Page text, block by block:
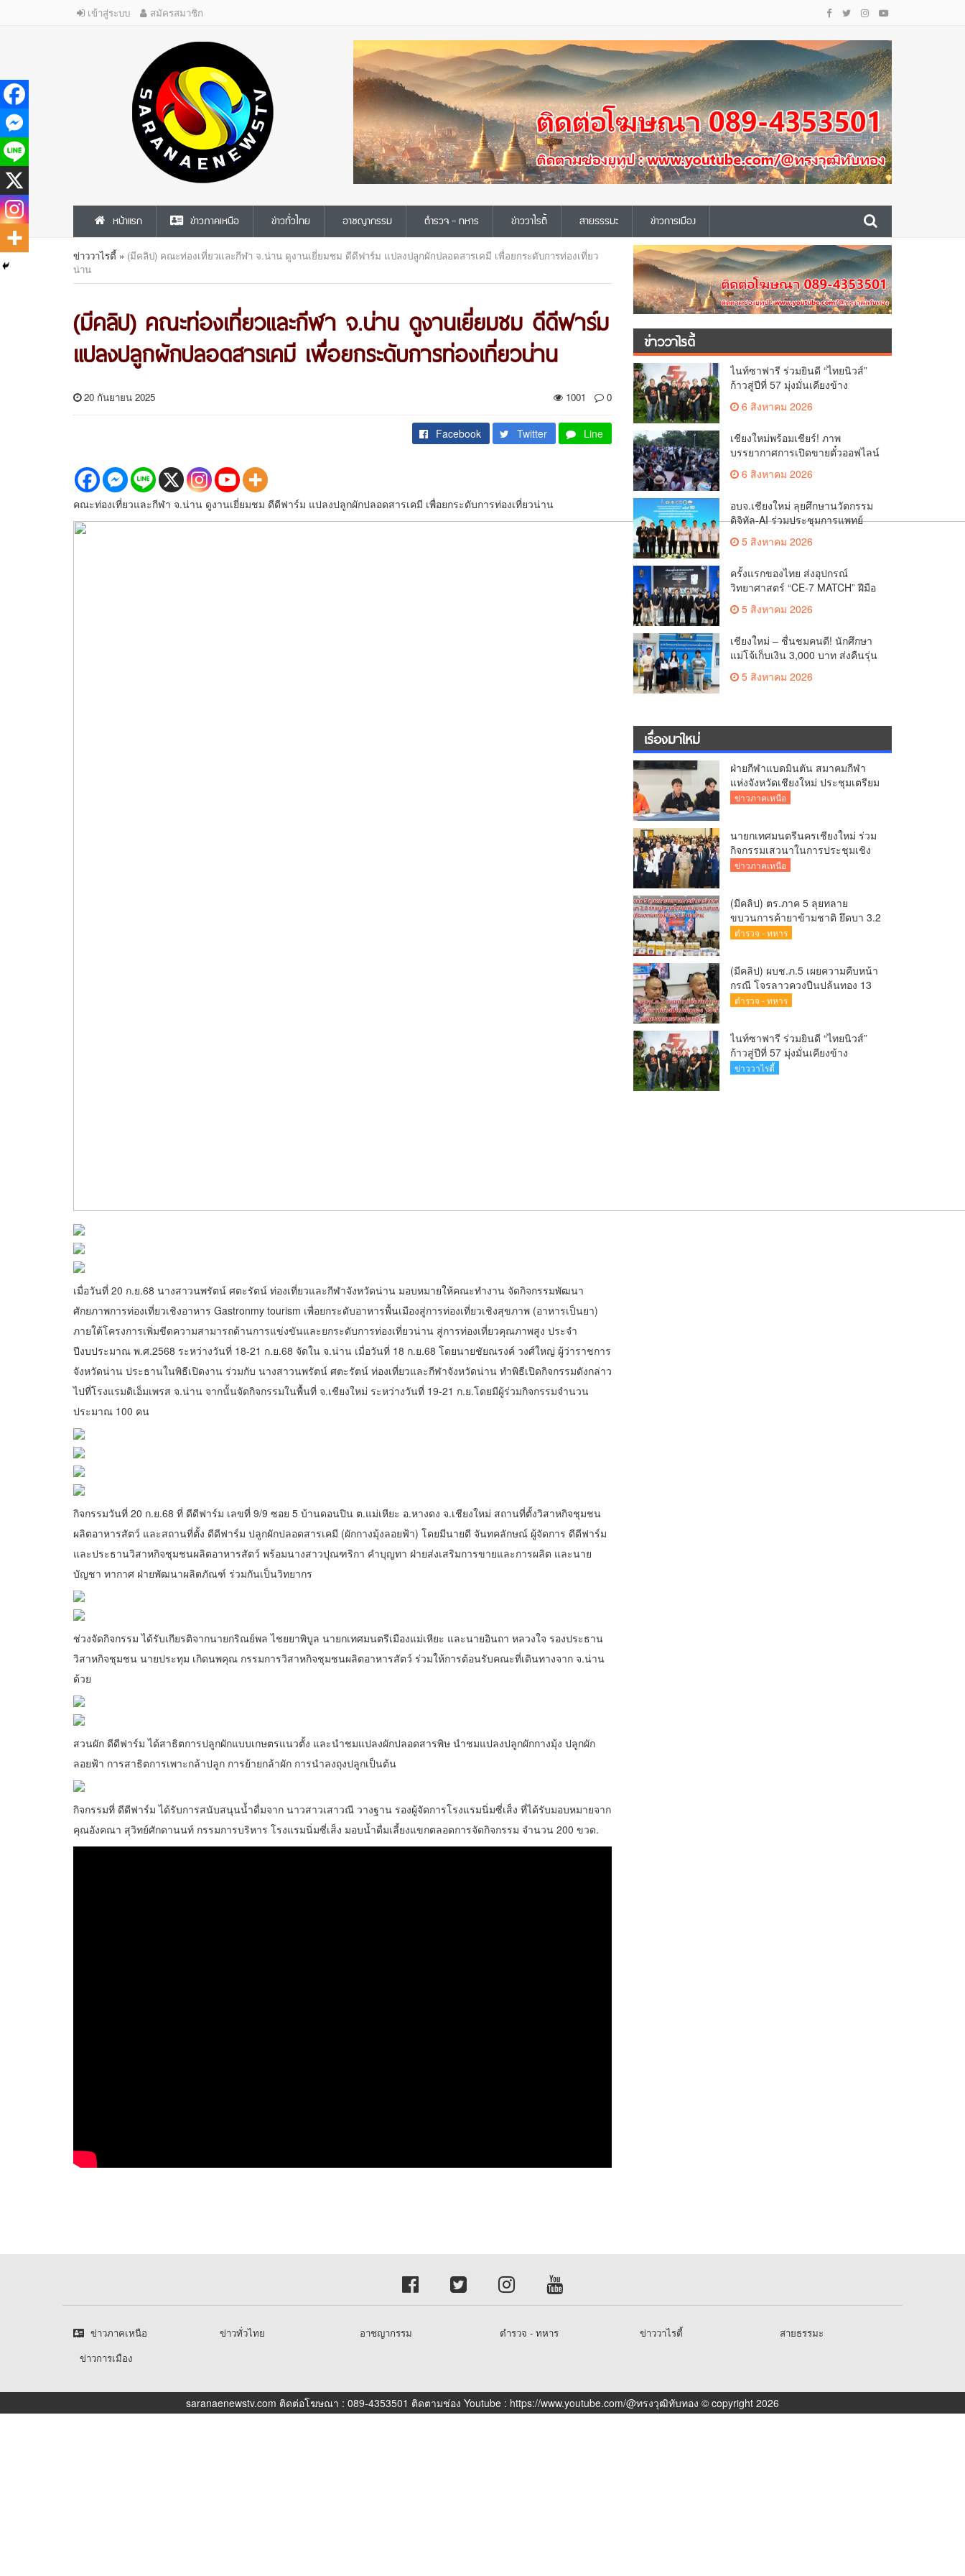
เข้าสู่ระบบ สมัครสมาชิก
หน้าแรก ข่าวภาคเหนือ ข่าวทั่วไทย อาชญากรรม ตำรวจ - ทหาร ข่าววาไรตี้ สายธรรมะ ข่าวการเมือง
ข่าววาไรตี้ » (มีคลิป) คณะท่องเที่ยวและกีฬา จ.น่าน ดูงานเยี่ยมชม ดีดีฟาร์ม แปลงปลูกผักปลอดสารเคมี เพื่อยกระดับการท่องเที่ยว
น่าน
(มีคลิป) คณะท่องเที่ยวและกีฬา จ.น่าน ดูงานเยี่ยมชม ดีดีฟาร์ม
แปลงปลูกผักปลอดสารเคมี เพื่อยกระดับการท่องเที่ยวน่าน
20 กันยายน 2025 1001 0
Facebook Twitter Line
คณะท่องเที่ยวและกีฬา จ.น่าน ดูงานเยี่ยมชม ดีดีฟาร์ม แปลงปลูกผักปลอดสารเคมี เพื่อยกระดับการท่องเที่ยวน่าน
เมื่อวันที่ 20 ก.ย.68 นางสาวนพรัตน์ ศตะรัตน์ ท่องเที่ยวและกีฬาจังหวัดน่าน มอบหมายให้คณะทำงาน จัดกิจกรรมพัฒนา
ศักยภาพการท่องเที่ยวเชิงอาหาร Gastronmy tourism เพื่อยกระดับอาหารพื้นเมืองสู่การท่องเที่ยวเชิงสุขภาพ (อาหารเป็นยา)
ภายใต้โครงการเพิ่มขีดความสามารถด้านการแข่งขันและยกระดับการท่องเที่ยวน่าน สู่การท่องเที่ยวคุณภาพสูง ประจำ
ปีงบประมาณ พ.ศ.2568 ระหว่างวันที่ 18-21 ก.ย.68 จัดใน จ.น่าน เมื่อวันที่ 18 ก.ย.68 โดยนายชัยณรงค์ วงศ์ใหญ่ ผู้ว่าราชการ
จังหวัดน่าน ประธานในพิธีเปิดงาน ร่วมกับ นางสาวนพรัตน์ ศตะรัตน์ ท่องเที่ยวและกีฬาจังหวัดน่าน ทำพิธีเปิดกิจกรรมดังกล่าว
ไปที่โรงแรมดิเอ็มเพรส จ.น่าน จากนั้นจัดกิจกรรมในพื้นที่ จ.เชียงใหม่ ระหว่างวันที่ 19-21 ก.ย.โดยมีผู้ร่วมกิจกรรมจำนวน
ประมาณ 100 คน
กิจกรรมวันที่ 20 ก.ย.68 ที่ ดีดีฟาร์ม เลขที่ 9/9 ซอย 5 บ้านดอนปิน ต.แม่เหียะ อ.หางดง จ.เชียงใหม่ สถานที่ตั้งวิสาหกิจชุมชน
ผลิตอาหารสัตว์ และสถานที่ตั้ง ดีดีฟาร์ม ปลูกผักปลอดสารเคมี (ผักกางมุ้งลอยฟ้า) โดยมีนายดี จันทคลักษณ์ ผู้จัดการ ดีดีฟาร์ม
และประธานวิสาหกิจชุมชนผลิตอาหารสัตว์ พร้อมนางสาวปุณฑริกา คำบุญทา ฝ่ายส่งเสริมการขายและการผลิต และนาย
บัญชา ทากาศ ฝ่ายพัฒนาผลิตภัณฑ์ ร่วมกันเป็นวิทยากร
ช่วงจัดกิจกรรม ได้รับเกียรติจากนายกริณย์พล ไชยยาพิบูล นายกเทศมนตรีเมืองแม่เหียะ และนายอินถา หลวงใจ รองประธาน
วิสาหกิจชุมชน นายประทุม เกิดนพคุณ กรรมการวิสาหกิจชุมชนผลิตอาหารสัตว์ ร่วมให้การต้อนรับคณะที่เดินทางจาก จ.น่าน
ด้วย
สวนผัก ดีดีฟาร์ม ได้สาธิตการปลูกผักแบบเกษตรแนวตั้ง และนำชมแปลงผักปลอดสารพิษ นำชมแปลงปลูกผักกางมุ้ง ปลูกผัก
ลอยฟ้า การสาธิตการเพาะกล้าปลูก การย้ายกล้าผัก การนำลงถุงปลูกเป็นต้น
กิจกรรมที่ ดีดีฟาร์ม ได้รับการสนับสนุนน้ำดื่มจาก นาวสาวเสาวณี วางฐาน รองผู้จัดการโรงแรมนิ่มซี่เส็ง ที่ได้รับมอบหมายจาก
คุณอังคณา สุวิทย์ศักดานนท์ กรรมการบริหาร โรงแรมนิ่มซี่เส็ง มอบน้ำดื่มเลี้ยงแขกตลอดการจัดกิจกรรม จำนวน 200 ขวด.
ข่าววาไรตี้
ไนท์ซาฟารี ร่วมยินดี “ไทยนิวส์”
ก้าวสู่ปีที่ 57 มุ่งมั่นเคียงข้าง
สื่อมวลชนท้องถิ่น
6 สิงหาคม 2026
เชียงใหม่พร้อมเชียร์! ภาพ
บรรยากาศการเปิดขายตั๋วออฟไลน์
ศึกวอลเลย์บอลหญิง ‘BYD DMI 6th
SEA V Cup’ 6 ส.ค. นี้ รวม 6,000
6 สิงหาคม 2026
อบจ.เชียงใหม่ ลุยศึกษานวัตกรรม
ดิจิทัล-AI ร่วมประชุมการแพทย์
ฉุกเฉินท้องถิ่นระดับชาติ ครั้งที่ 10
ยกระดับศูนย์เอราวัณสู่มาตรฐาน
สากล
5 สิงหาคม 2026
ครั้งแรกของไทย ส่งอุปกรณ์
วิทยาศาสตร์ “CE-7 MATCH” ฝีมือ
คนไทย ร่วมภารกิจสำรวจดวง
จันทร์ 24 สิงหาคมนี้
5 สิงหาคม 2026
เชียงใหม่ – ชื่นชมคนดี! นักศึกษา
แม่โจ้เก็บเงิน 3,000 บาท ส่งคืนรุ่น
พี่ คณบดีฯ มอบเกียรติบัตรเชิดชู
“ลูกแม่โจ้เลิศน้ำใจ”
5 สิงหาคม 2026
เรื่องมาใหม่
ฝ่ายกีฬาแบดมินตัน สมาคมกีฬา
แห่งจังหวัดเชียงใหม่ ประชุมเตรียม
ความพร้อมคัดเลือกนักกีฬา
ข่าวภาคเหนือ
นายกเทศมนตรีนครเชียงใหม่ ร่วม
กิจกรรมเสวนาในการประชุมเชิง
ปฏิบัติการป้องกันการทุจริตเชิงรุก
Sandbox)
ข่าวภาคเหนือ
(มีคลิป) ตร.ภาค 5 ลุยทลาย
ขบวนการค้ายาข้ามชาติ ยึดบา 3.2
ล้านเม็ด-เฮโรอีนเพียบ ผลงาน
ตำรวจ - ทหาร
(มีคลิป) ผบช.ภ.5 เผยความคืบหน้า
กรณี โจรลาวควงปืนปล้นทอง 13
ล้าน หนีกบดานแขวงบ่อแก้ว
ตำรวจ - ทหาร
ไนท์ซาฟารี ร่วมยินดี “ไทยนิวส์”
ก้าวสู่ปีที่ 57 มุ่งมั่นเคียงข้าง
สื่อมวลชนท้องถิ่น
ข่าววาไรตี้
ข่าวภาคเหนือ ข่าวทั่วไทย อาชญากรรม ตำรวจ - ทหาร ข่าววาไรตี้
สายธรรมะ
ข่าวการเมือง
saranaenewstv.com ติดต่อโฆษณา : 089-4353501 ติดตามช่อง Youtube : https://www.youtube.com/@ทรงวุฒิทับทอง © copyright 2026